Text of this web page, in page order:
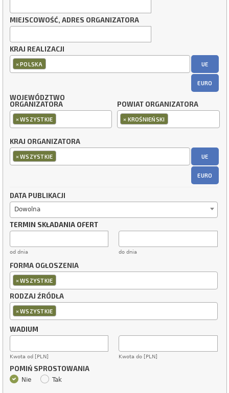
MIEJSCOWOŚĆ, ADRES ORGANIZATORA
KRAJ REALIZACJI
×POLSKA UE
EURO
WOJEWÓDZTWO
ORGANIZATORA
×WSZYSTKIE
POWIAT ORGANIZATORA
× KROŚNIEŃSKI
KRAJ ORGANIZATORA
×WSZYSTKIE UE
EURO
DATA PUBLIKACJI
Dowolna
TERMIN SKŁADANIA OFERT
od dnia do dnia
FORMA OGŁOSZENIA
×WSZYSTKIE
RODZAJ ŹRÓDŁA
×WSZYSTKIE
WADIUM
Kwota od [PLN] Kwota do [PLN]
POMIŃ SPROSTOWANIA
Nie Tak